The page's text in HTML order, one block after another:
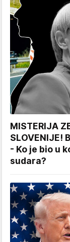
MISTERIJA
SLOVENIJE!
- Ko je bio u
sudara?